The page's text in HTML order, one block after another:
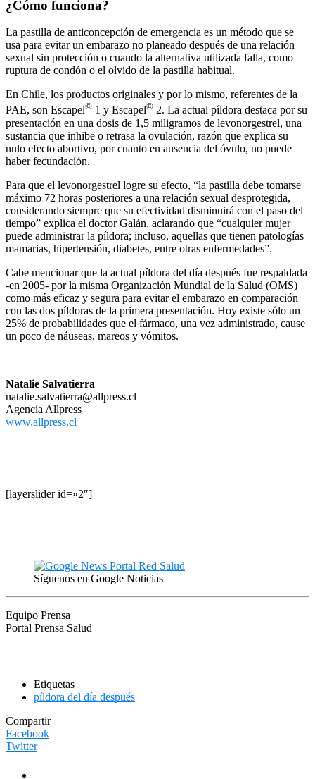
¿Cómo funciona?
La pastilla de anticoncepción de emergencia es un método que se
usa para evitar un embarazo no planeado después de una relación
sexual sin protección o cuando la alternativa utilizada falla, como
ruptura de condón o el olvido de la pastilla habitual.
En Chile, los productos originales y por lo mismo, referentes de la
PAE, son Escapel© 1 y Escapel© 2. La actual píldora destaca por su
presentación en una dosis de 1,5 miligramos de levonorgestrel, una
sustancia que inhibe o retrasa la ovulación, razón que explica su
nulo efecto abortivo, por cuanto en ausencia del óvulo, no puede
haber fecundación.
Para que el levonorgestrel logre su efecto, “la pastilla debe tomarse
máximo 72 horas posteriores a una relación sexual desprotegida,
considerando siempre que su efectividad disminuirá con el paso del
tiempo” explica el doctor Galán, aclarando que “cualquier mujer
puede administrar la píldora; incluso, aquellas que tienen patologías
mamarias, hipertensión, diabetes, entre otras enfermedades”.
Cabe mencionar que la actual píldora del día después fue respaldada
-en 2005- por la misma Organización Mundial de la Salud (OMS)
como más eficaz y segura para evitar el embarazo en comparación
con las dos píldoras de la primera presentación. Hoy existe sólo un
25% de probabilidades que el fármaco, una vez administrado, cause
un poco de náuseas, mareos y vómitos.
Natalie Salvatierra
natalie.salvatierra@allpress.cl
Agencia Allpress
www.allpress.cl
[layerslider id=»2″]
Síguenos en Google Noticias
Equipo Prensa
Portal Prensa Salud
Etiquetas
píldora del día después
Compartir
Facebook
Twitter